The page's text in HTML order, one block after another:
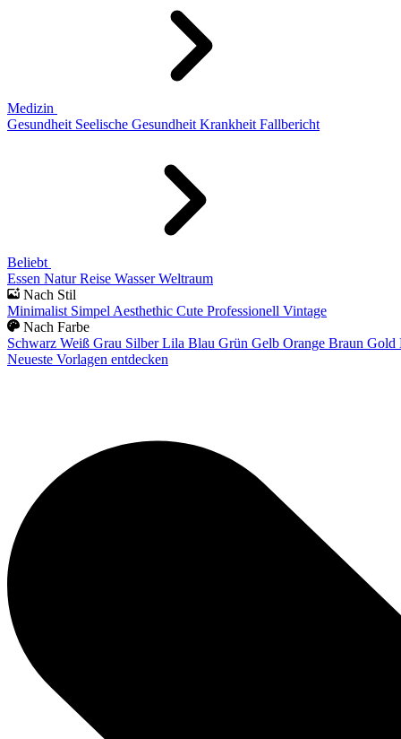
Medizin
Gesundheit Seelische Gesundheit Krankheit Fallbericht
Beliebt
Essen Natur Reise Wasser Weltraum
Nach Stil
Minimalist Simpel Aesthethic Cute Professionell Vintage
Nach Farbe
Schwarz Weiß Grau Silber Lila Blau Grün Gelb Orange Braun Gold
Neueste Vorlagen entdecken